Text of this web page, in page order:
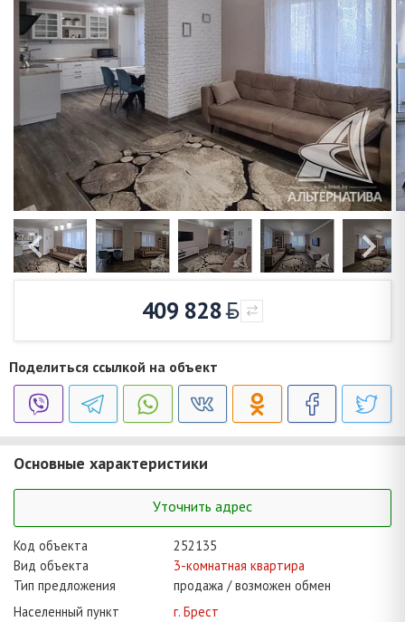
409 828
Поделиться ссылкой на объект
Основные характеристики
Уточнить адрес
Код объекта
252135
Вид объекта
3-комнатная квартира
Тип предложения
продажа / возможен обмен
Населенный пункт
г. Брест